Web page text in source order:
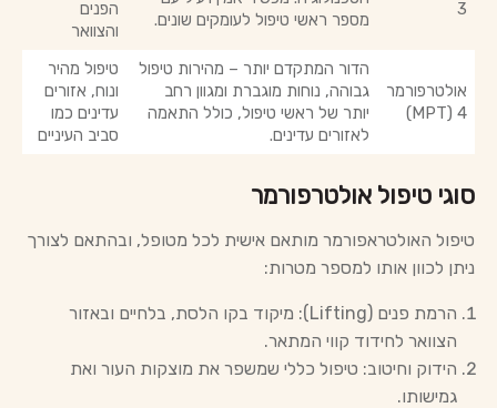
3
מספר ראשי טיפול לעומקים שונים.
הפנים
והצוואר
אולטרפורמר
4 (MPT)
הדור המתקדם יותר – מהירות טיפול
גבוהה, נוחות מוגברת ומגוון רחב
יותר של ראשי טיפול, כולל התאמה
לאזורים עדינים.
טיפול מהיר
ונוח, אזורים
עדינים כמו
סביב העיניים
סוגי טיפול אולטרפורמר
טיפול האולטראפורמר מותאם אישית לכל מטופל, ובהתאם לצורך
ניתן לכוון אותו למספר מטרות:
הרמת פנים (Lifting): מיקוד בקו הלסת, בלחיים ובאזור
הצוואר לחידוד קווי המתאר.
הידוק וחיטוב: טיפול כללי שמשפר את מוצקות העור ואת
גמישותו.